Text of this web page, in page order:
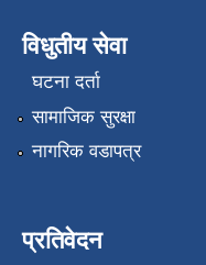
विधुतीय सेवा
घटना दर्ता
सामाजिक सुरक्षा
नागरिक वडापत्र
प्रतिवेदन